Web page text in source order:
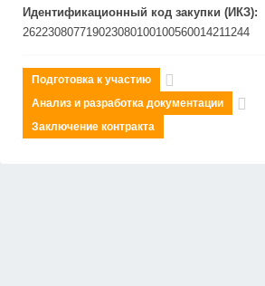
Идентификационный код закупки (ИКЗ):
262230807719023080100100560014211244
Подготовка к участию
Анализ и разработка документации
Заключение контракта